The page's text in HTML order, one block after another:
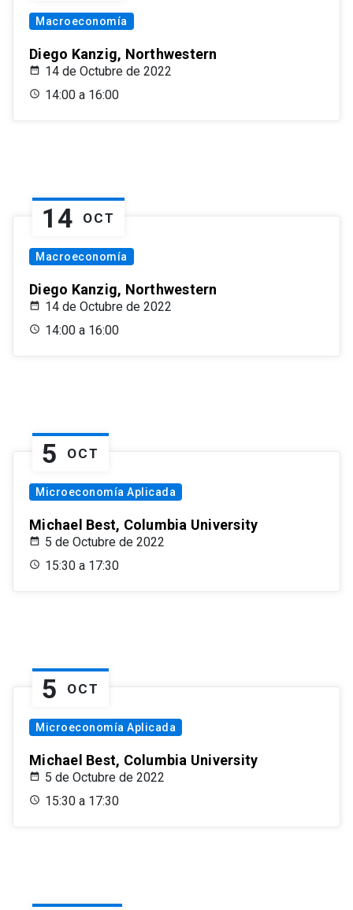
Macroeconomía
Diego Kanzig, Northwestern
14 de Octubre de 2022
14:00 a 16:00
14 OCT
Macroeconomía
Diego Kanzig, Northwestern
14 de Octubre de 2022
14:00 a 16:00
5 OCT
Microeconomía Aplicada
Michael Best, Columbia University
5 de Octubre de 2022
15:30 a 17:30
5 OCT
Microeconomía Aplicada
Michael Best, Columbia University
5 de Octubre de 2022
15:30 a 17:30